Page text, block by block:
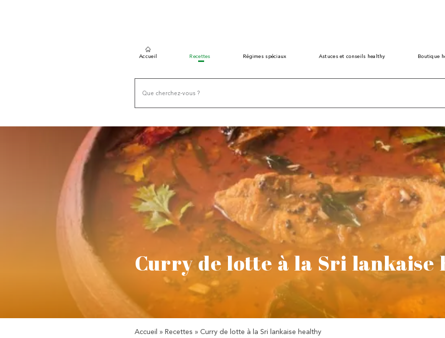
Accueil Recettes Régimes spéciaux Astuces et conseils healthy Boutique
Curry de lotte à la Sri lankaise
Accueil » Recettes » Curry de lotte à la Sri lankaise healthy